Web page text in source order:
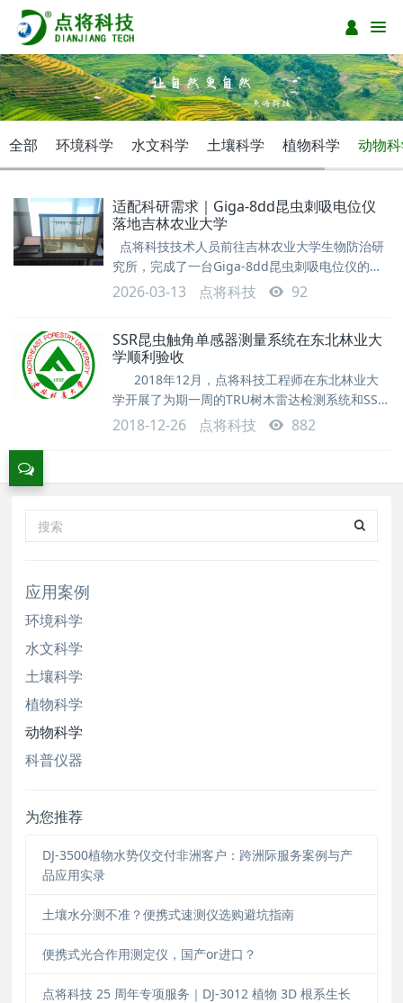
全部 环境科学 水文科学 土壤科学 植物科学 动物
适配科研需求｜Giga-8dd昆虫刺吸电位仪
落地吉林农业大学
点将科技技术人员前往吉林农业大学生物防治研
究所，完成了一台Giga-8dd昆虫刺吸电位仪的现
场安装调试工作。该设备主要应用于刺吸式昆虫取
食行为分析及植物抗虫性研究，为相关领域的科研
的取食过程中，其口器与植物接触、刺吸及取食的
不同阶段会产生微弱的电势差。该电势差可通过设
备自带的信号放大器进行放大并清晰显示，
2026-03-13 点将科技 92
SSR昆虫触角单感器测量系统在东北林业大
学顺利验收
2018年12月，点将科技工程师在东北林业大
学开展了为期一周的TRU树木雷达检测系统和SSR
昆虫触角单感器测量系统的安装和培训工作，过程
进展顺利，仪器通过验收。 SSR昆虫触角单
激物时的电位变化，用于植物保护、生物防治、森
2018-12-26 点将科技 882
应用案例
环境科学
水文科学
土壤科学
植物科学
动物科学
科普仪器
为您推荐
DJ-3500植物水势仪交付非洲客户：跨洲际服务案例与产
品应用实录
土壤水分测不准？便携式速测仪选购避坑指南
便携式光合作用测定仪，国产or进口？
点将科技 25 周年专项服务｜DJ-3012 植物 3D 根系生长